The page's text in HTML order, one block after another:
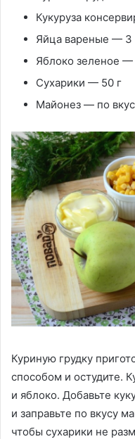
Кукуруза
Яйца вареные — 3
Яблоко зеленое —
Сухарики — 50 г
Майонез — по
Куриную грудку
способом и остудите.
и яблоко. Добавьте
и заправьте по вкусу
чтобы сухарики не